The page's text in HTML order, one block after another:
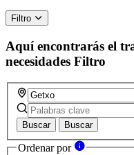
Filtro
Aquí encontrarás el
necesidades Filtro
Buscar Buscar
Ordenar por